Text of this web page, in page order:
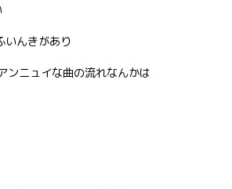
いんきがあり
ニュイな曲の流れなんかは